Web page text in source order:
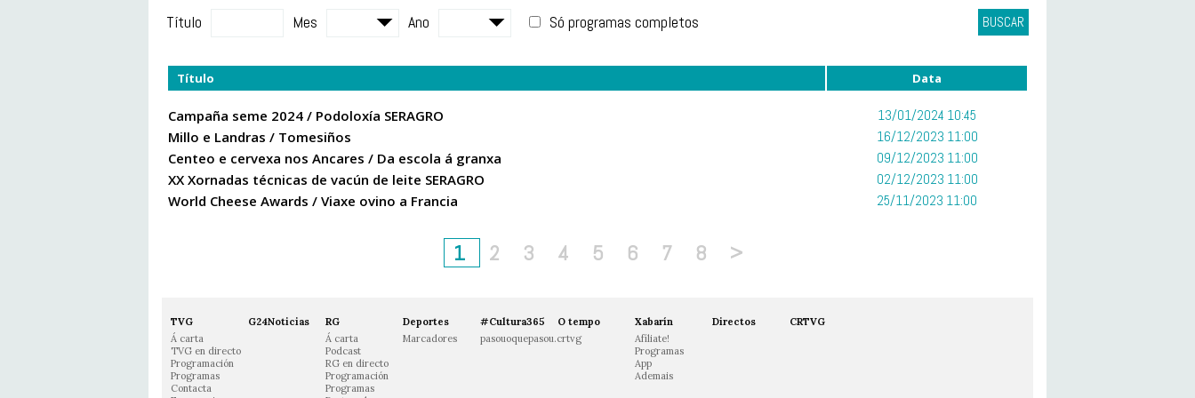
Título Mes Ano Só programas completos BUSCAR
Título Data
Campaña seme 2024 / Podoloxía SERAGRO 13/01/2024 10:45
Millo e Landras / Tomesiños 16/12/2023 11:00
Centeo e cervexa nos Ancares / Da escola á granxa 09/12/2023 11:00
XX Xornadas técnicas de vacún de leite SERAGRO 02/12/2023 11:00
World Cheese Awards / Viaxe ovino a Francia 25/11/2023 11:00
1 2 3 4 5 6 7 8 >
TVG
Á carta
TVG en directo
Programación
Programas
Contacta
G24Noticias
RG
Á carta
Podcast
RG en directo
Programación
Programas
Deportes
Marcadores
#Cultura365
pasouoquepasou.crtvg
O tempo
Xabarín
Afíliate!
Programas
App
Ademais
Directos CRTVG